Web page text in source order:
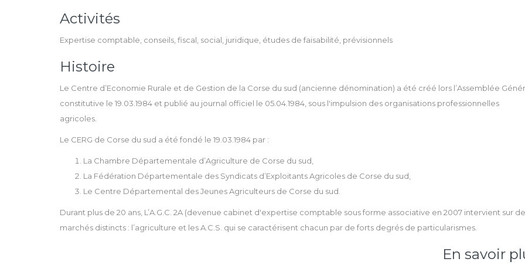
Activités
Expertise comptable, conseils, fiscal, social, juridique, études de faisabilité, prévisionnels
Histoire
Le Centre d’Economie Rurale et de Gestion de la Corse du sud (ancienne dénomination) a été créé lors l’Assemblée
constitutive le 19.03.1984 et publié au journal officiel le 05.04.1984, sous l'impulsion des organisations professionnelles
agricoles.
Le CERG de Corse du sud a été fondé le 19.03.1984 par :
La Chambre Départementale d’Agriculture de Corse du sud,
La Fédération Départementale des Syndicats d’Exploitants Agricoles de Corse du sud,
Le Centre Départemental des Jeunes Agriculteurs de Corse du sud.
Durant plus de 20 ans, L’A.G.C. 2A (devenue cabinet d'expertise comptable sous forme associative en 2007 intervient sur
marchés distincts : l’agriculture et les A.C.S. qui se caractérisent chacun par de forts degrés de particularismes.
En savoir